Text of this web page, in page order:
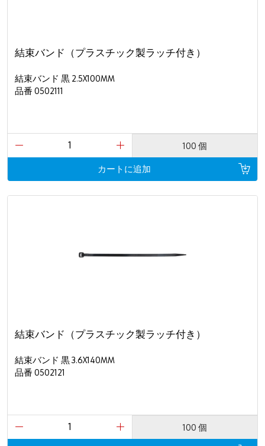
結束バンド（プラスチック製ラッチ付き）
結束バンド 黒 2.5X100MM
品番 0502111
100 個
カートに追加
結束バンド（プラスチック製ラッチ付き）
結束バンド 黒 3.6X140MM
品番 0502121
100 個